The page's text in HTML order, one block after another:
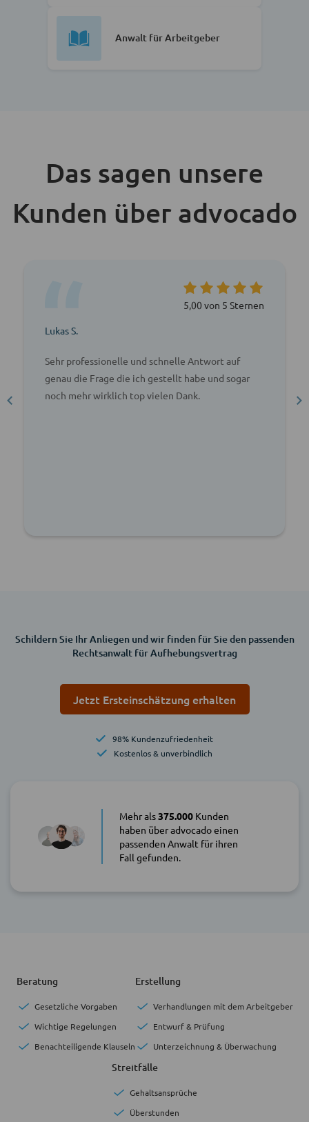
Anwalt für Arbeitgeber
Das sagen unsere
Kunden über advocado
5,00 von 5 Sternen
Lukas S.
Sehr professionelle und schnelle Antwort auf
genau die Frage die ich gestellt habe und sogar
noch mehr wirklich top vielen Dank.
Schildern Sie Ihr Anliegen und wir finden für Sie den passenden
Rechtsanwalt für Aufhebungsvertrag
Jetzt Ersteinschätzung erhalten
98% Kundenzufriedenheit
Kostenlos & unverbindlich
Mehr als375.000Kunden
haben über advocado einen
passenden Anwalt für ihren
Fall gefunden.
Beratung
Gesetzliche Vorgaben
Wichtige Regelungen
Benachteiligende Klauseln
Erstellung
Verhandlungen mit dem Arbeitgeber
Entwurf & Prüfung
Unterzeichnung & Überwachung
Streitfälle
Gehaltsansprüche
Überstunden